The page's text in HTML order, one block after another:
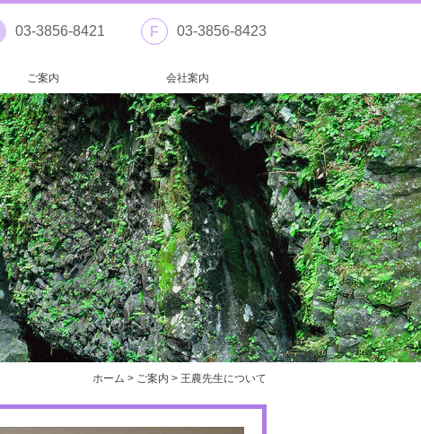
ご案内 会社案内
03-3856-8421 F 03-3856-8423
ホーム > ご案内 > 王農先生について